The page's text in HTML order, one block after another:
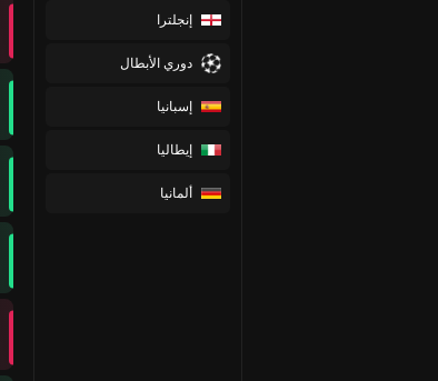
إنجلترا
دوري الأبطال
إسبانيا
إيطاليا
ألمانيا